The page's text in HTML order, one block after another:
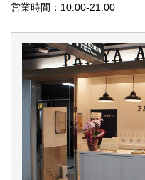
営業時間：10:00-21:00